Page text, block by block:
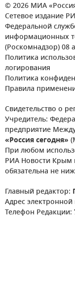
© 2026 МИА
Сетевое издание
Федеральной
информационных
(Роскомнадзор) 08
Политика
логирования
Политика
Правила
Свидетельство о
Учредитель:
предприятие
«Россия сегодня»
При любом
РИА Новости Крым
обязательна не
Главный редактор:
Адрес
Телефон Редакции: